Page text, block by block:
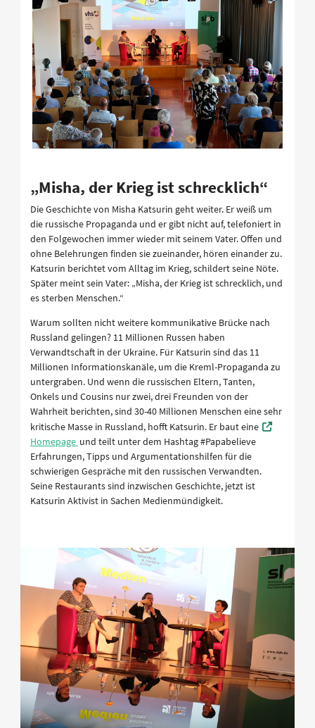
„Misha, der Krieg ist schrecklich“
Die Geschichte von Misha Katsurin geht weiter. Er weiß um
die russische Propaganda und er gibt nicht auf, telefoniert in
den Folgewochen immer wieder mit seinem Vater. Offen und
ohne Belehrungen finden sie zueinander, hören einander zu.
Katsurin berichtet vom Alltag im Krieg, schildert seine Nöte.
Später meint sein Vater: „Misha, der Krieg ist schrecklich, und
es sterben Menschen.“
Warum sollten nicht weitere kommunikative Brücke nach
Russland gelingen? 11 Millionen Russen haben
Verwandtschaft in der Ukraine. Für Katsurin sind das 11
Millionen Informationskanäle, um die Kreml-Propaganda zu
untergraben. Und wenn die russischen Eltern, Tanten,
Onkels und Cousins nur zwei, drei Freunden von der
Wahrheit berichten, sind 30-40 Millionen Menschen eine sehr
kritische Masse in Russland, hofft Katsurin. Er baut eine
Homepage und teilt unter dem Hashtag #Papabelieve
Erfahrungen, Tipps und Argumentationshilfen für die
schwierigen Gespräche mit den russischen Verwandten.
Seine Restaurants sind inzwischen Geschichte, jetzt ist
Katsurin Aktivist in Sachen Medienmündigkeit.